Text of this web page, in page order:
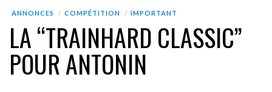
ANNONCES COMPÉTITION IMPORTANT
LA “TRAINHARD CLASSIC”
POUR ANTONIN